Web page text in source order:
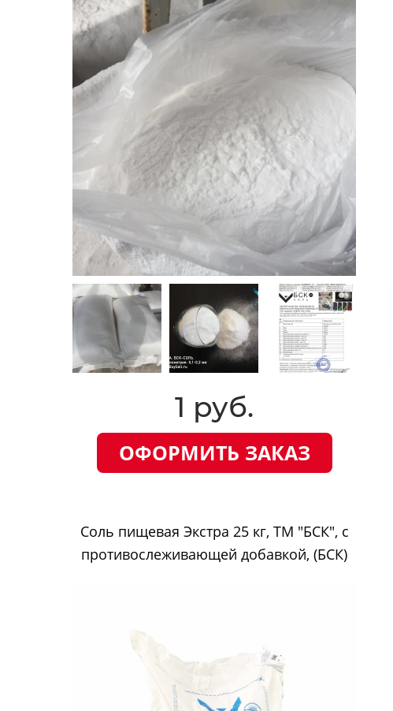
1 руб.
ОФОРМИТЬ ЗАКАЗ
Соль пищевая Экстра 25 кг, ТМ "БСК", с
противослеживающей добавкой, (БСК)